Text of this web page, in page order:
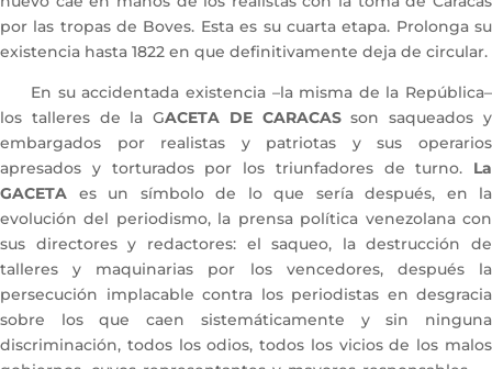
por las tropas de Boves. Esta es su cuarta etapa. Prolonga su
existencia hasta 1822 en que definitivamente deja de circular.
En su accidentada existencia –la misma de la República–
los talleres de la GACETA DE CARACASson saqueados y
embargados por realistas y patriotas y sus operarios
apresados y torturados por los triunfadores de turno. La
GACETA es un símbolo de lo que sería después, en la
evolución del periodismo, la prensa política venezolana con
sus directores y redactores: el saqueo, la destrucción de
talleres y maquinarias por los vencedores, después la
persecución implacable contra los periodistas en desgracia
sobre los que caen sistemáticamente y sin ninguna
discriminación, todos los odios, todos los vicios de los malos